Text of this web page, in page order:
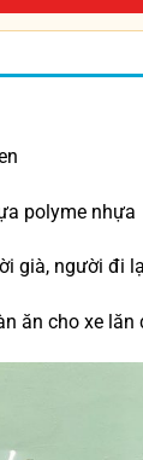
polyme nhựa
già, người đi
ăn cho xe